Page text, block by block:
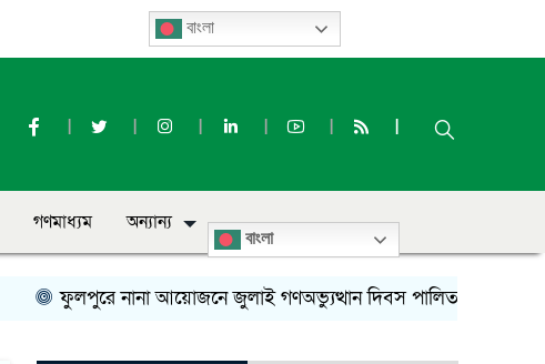
বাংলা
গণমাধ্যম অন্যান্য
বাংলা
ফুলপুরে নানা আয়োজনে জুলাই গণঅভ্যুত্থান দিবস পালিত